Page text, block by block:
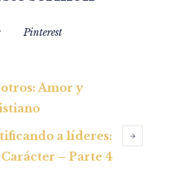
Pinterest
Amor y
a líderes:
Carácter – Parte 4